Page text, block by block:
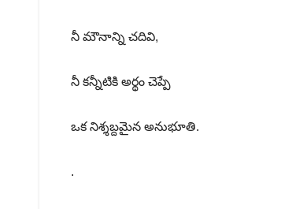
నీ మౌనాన్ని చదివి,
నీ కన్నీటికి అర్థం చెప్పే
ఒక నిశ్శబ్దమైన అనుభూతి.
.